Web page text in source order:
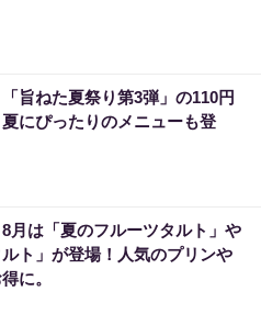
「旨ねた夏祭り第3弾」の110円
にぴったりのメニューも登
8月は「夏のフルーツタルト」や
ルト」が登場！人気のプリンや
に。